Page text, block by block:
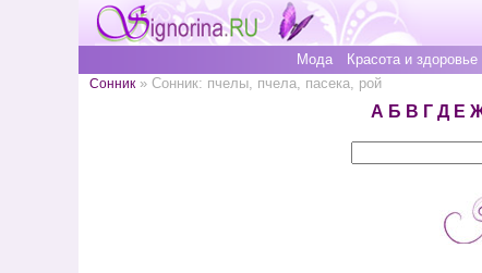
Мода Красота и здоровье
Сонник » Сонник: пчелы, пчела, пасека, рой
А Б В Г Д Е